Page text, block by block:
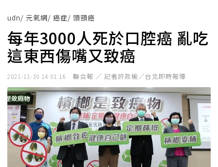
udn/ 元氣網/ 癌症/ 頭頸癌
每年3000人死於口腔癌 亂吃
這東西傷嘴又致癌
2021-11-30 14:01:16 聯合報 ／ 記者許政榆／台北即時報導